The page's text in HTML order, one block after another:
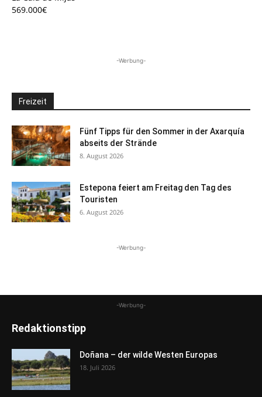
569.000€
-Werbung-
Freizeit
Fünf Tipps für den Sommer in der Axarquía
abseits der Strände
8. August 2026
Estepona feiert am Freitag den Tag des
Touristen
6. August 2026
-Werbung-
-Werbung-
Redaktionstipp
Doñana – der wilde Westen Europas
18. Juli 2026